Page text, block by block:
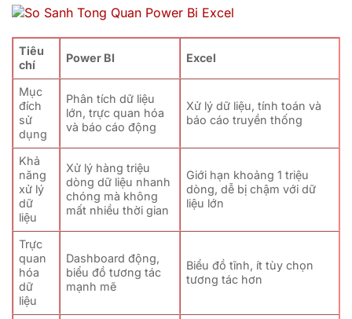
Tiêu
chí
Power BI Excel
Mục
đích
sử
dụng
Phân tích dữ liệu
lớn, trực quan hóa
và báo cáo động
Xử lý dữ liệu, tính toán và
báo cáo truyền thống
Khả
năng
xử lý
dữ
liệu
Xử lý hàng triệu
dòng dữ liệu nhanh
chóng mà không
mất nhiều thời gian
Giới hạn khoảng 1 triệu
dòng, dễ bị chậm với dữ
liệu lớn
Trực
quan
hóa
dữ
liệu
Dashboard động,
biểu đồ tương tác
mạnh mẽ
Biểu đồ tĩnh, ít tùy chọn
tương tác hơn